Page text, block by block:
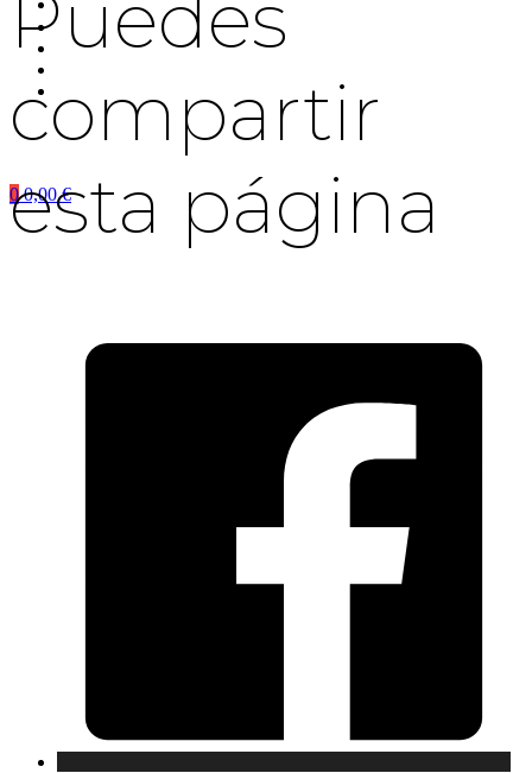
0 0,00€
Puedes
compartir
esta página